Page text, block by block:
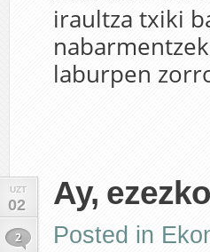
iraultza txiki
laburpen
UZT
02
2
Ay,
Posted in